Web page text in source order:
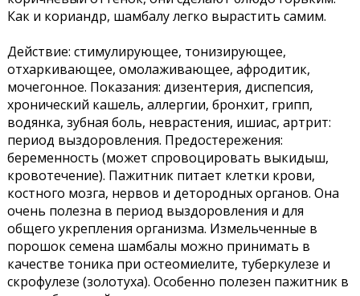
Как и кориандр, шамбалу легко вырастить самим.
Действие: стимулирующее, тонизирующее,
отхаркивающее, омолаживающее, афродитик,
мочегонное. Показания: дизентерия, диспепсия,
хронический кашель, аллергии, бронхит, грипп,
водянка, зубная боль, неврастения, ишиас, артрит:
период выздоровления. Предостережения:
беременность (может спровоцировать выкидыш,
кровотечение). Пажитник питает клетки крови,
костного мозга, нервов и детородных органов. Она
очень полезна в период выздоровления и для
общего укрепления организма. Измельченные в
порошок семена шамбалы можно принимать в
качестве тоника при остеомиелите, туберкулезе и
скрофулезе (золотуха). Особенно полезен пажитник в